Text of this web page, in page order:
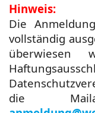
Hinweis:
Die
vollständig
überwiesen
die